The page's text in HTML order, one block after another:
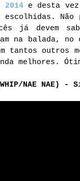
2014e desta vez
escolhidas.
já devem
na balada,
tantos outros
melhores.
(WHIP/NAE NAE) -